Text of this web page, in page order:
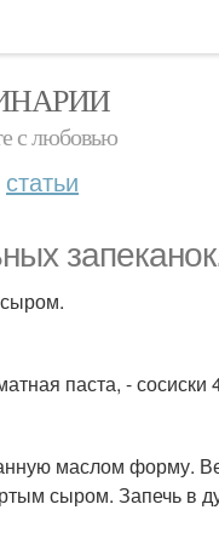
с любовью
статьи
паста, -
маслом форму.
сыром. Запечь в